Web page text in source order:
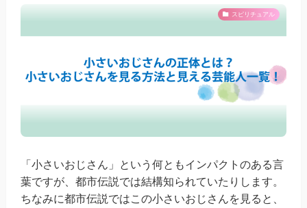
スピリチュアル
「小さいおじさん」という何ともインパクトのある言
葉ですが、都市伝説では結構知られていたりします。
ちなみに都市伝説ではこの小さいおじさんを見ると、